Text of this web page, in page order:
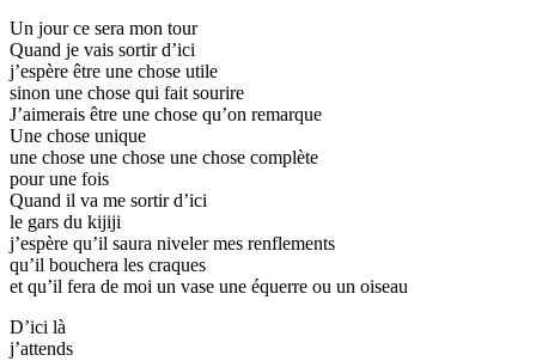
Un jour ce sera mon tour
Quand je vais sortir d’ici
j’espère être une chose utile
sinon une chose qui fait sourire
J’aimerais être une chose qu’on remarque
Une chose unique
une chose une chose une chose complète
pour une fois
Quand il va me sortir d’ici
le gars du kijiji
j’espère qu’il saura niveler mes renflements
qu’il bouchera les craques
et qu’il fera de moi un vase une équerre ou un oiseau
D’ici là
j’attends